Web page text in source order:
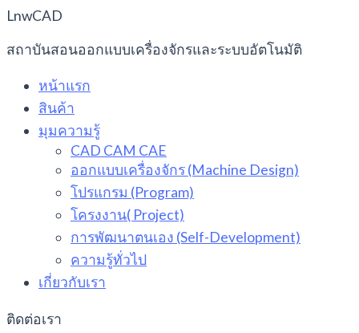
LnwCAD
สถาบันสอนออกแบบเครื่องจักรและระบบอัตโนมัติ
หน้าแรก
สินค้า
มุมความรู้
CAD CAM CAE
ออกแบบเครื่องจักร (Machine Design)
โปรแกรม (Program)
โครงงาน( Project)
การพัฒนาตนเอง (Self-Development)
ความรู้ทั่วไป
เกี่ยวกับเรา
ติดต่อเรา